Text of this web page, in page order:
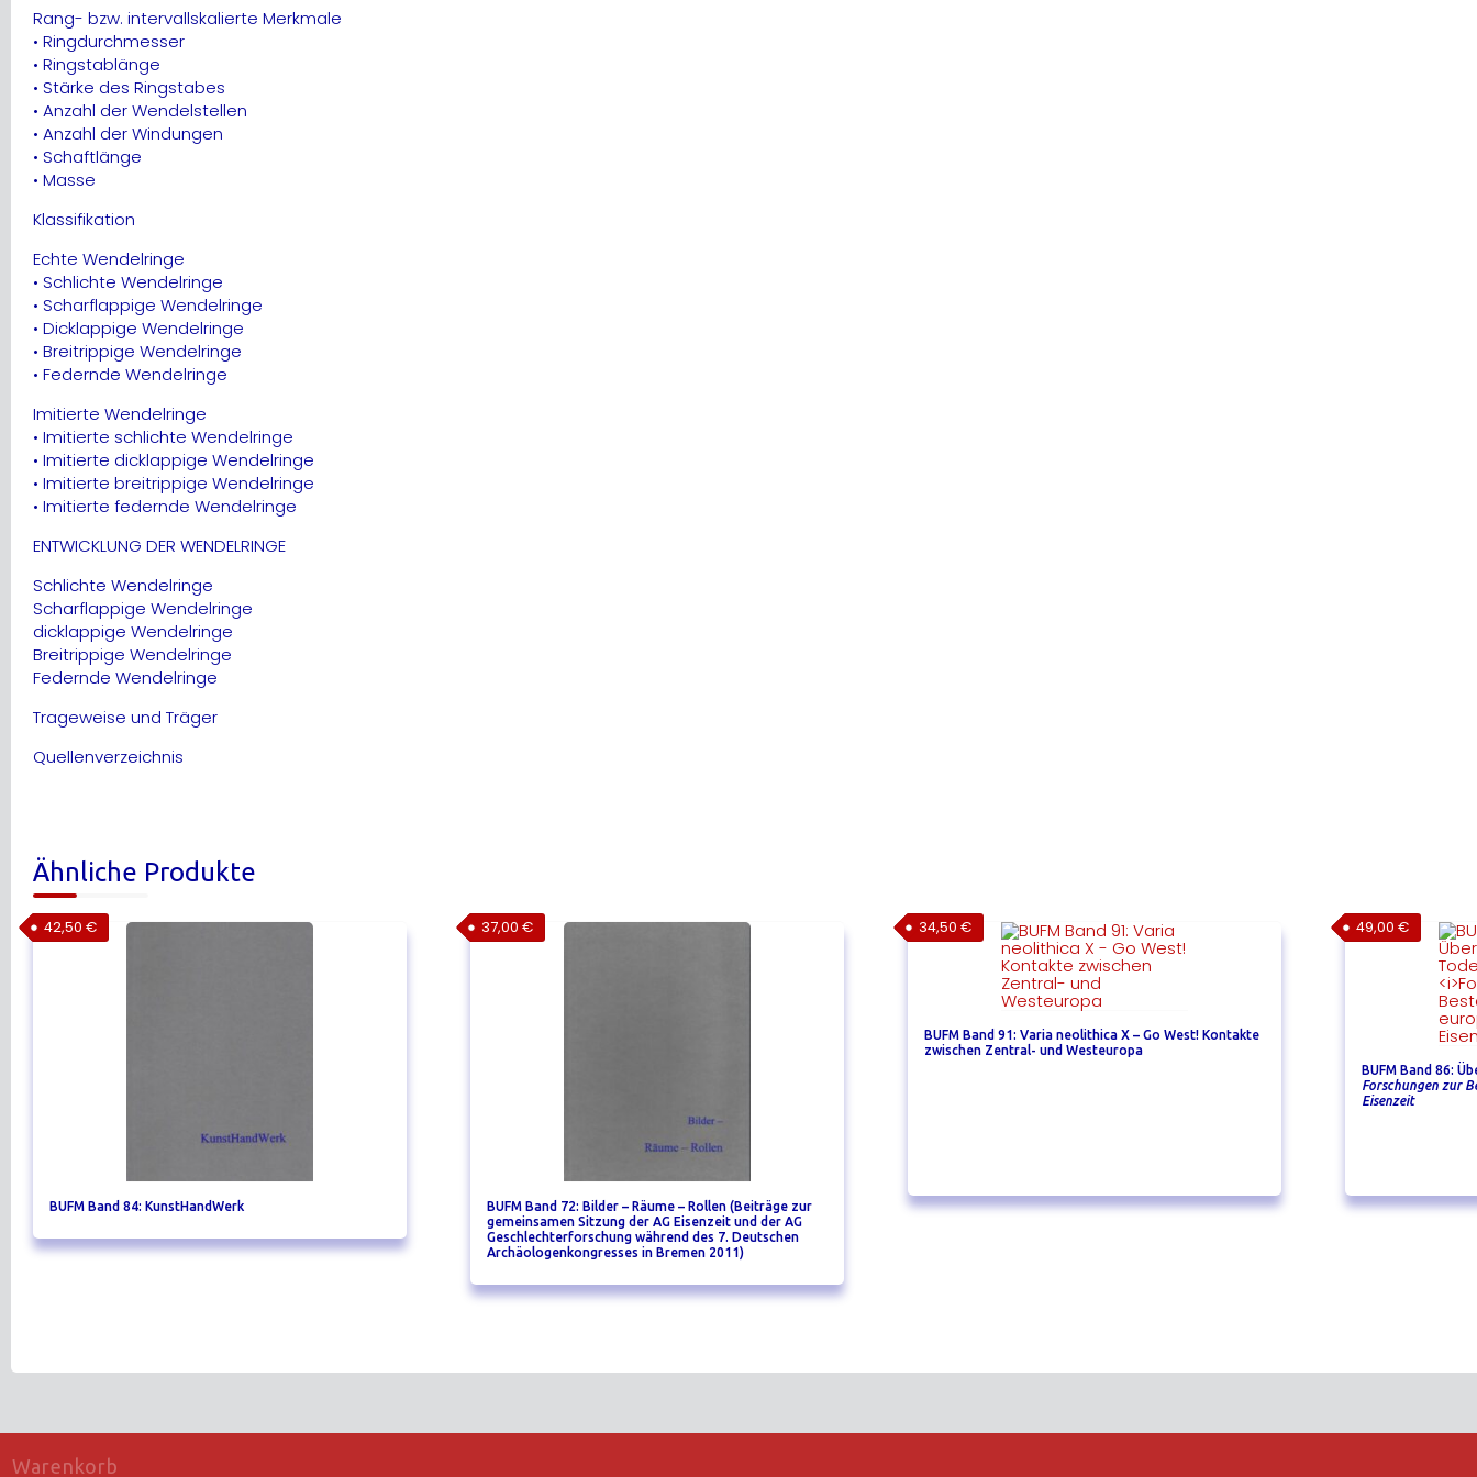
Rang- bzw. intervallskalierte Merkmale
• Ringdurchmesser
• Ringstablänge
• Stärke des Ringstabes
• Anzahl der Wendelstellen
• Anzahl der Windungen
• Schaftlänge
• Masse
Klassifikation
Echte Wendelringe
• Schlichte Wendelringe
• Scharflappige Wendelringe
• Dicklappige Wendelringe
• Breitrippige Wendelringe
• Federnde Wendelringe
Imitierte Wendelringe
• Imitierte schlichte Wendelringe
• Imitierte dicklappige Wendelringe
• Imitierte breitrippige Wendelringe
• Imitierte federnde Wendelringe
ENTWICKLUNG DER WENDELRINGE
Schlichte Wendelringe
Scharflappige Wendelringe
dicklappige Wendelringe
Breitrippige Wendelringe
Federnde Wendelringe
Trageweise und Träger
Quellenverzeichnis
Ähnliche Produkte
BUFM Band 84: KunstHandWerk
42,50 €
BUFM Band 72: Bilder – Räume – Rollen (Beiträge zur
gemeinsamen Sitzung der AG Eisenzeit und der AG
Geschlechterforschung während des 7. Deutschen
Archäologenkongresses in Bremen 2011)
37,00€
BUFM Band 91: Varia neolithica X – Go West! Kontakte
zwischen Zentral- und Westeuropa
34,50€
BUFM Band 86:
Forschungen zur
Eisenzeit
49,00€
Warenkorb